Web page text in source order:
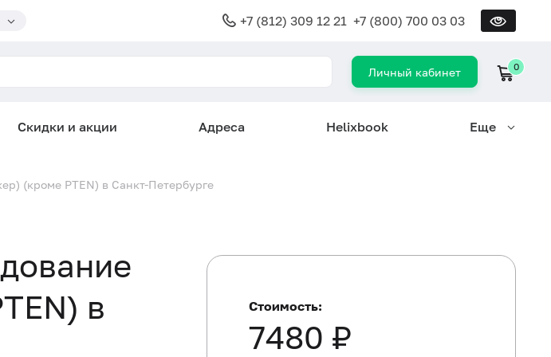
+7 (812) 309 12 21 +7 (800) 700 03 03
Личный кабинет 0
Скидки и акции Адреса Helixbook Еще
(кроме PTEN) в Санкт-Петербурге
в
Стоимость:
7480 ₽